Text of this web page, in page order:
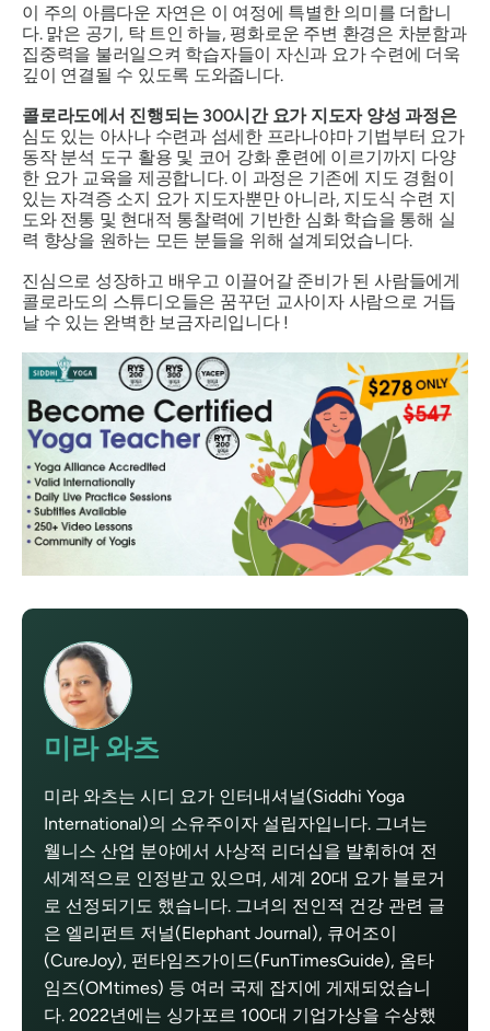
이 주의 아름다운 자연은 이 여정에 특별한 의미를 더합니
다. 맑은 공기, 탁 트인 하늘, 평화로운 주변 환경은 차분함과
집중력을 불러일으켜 학습자들이 자신과 요가 수련에 더욱
깊이 연결될 수 있도록 도와줍니다.
콜로라도에서 진행되는 300시간 요가 지도자 양성 과정은
심도 있는 아사나 수련과 섬세한 프라나야마 기법부터 요가
동작 분석 도구 활용 및 코어 강화 훈련에 이르기까지 다양
한 요가 교육을 제공합니다. 이 과정은 기존에 지도 경험이
있는 자격증 소지 요가 지도자뿐만 아니라, 지도식 수련 지
도와 전통 및 현대적 통찰력에 기반한 심화 학습을 통해 실
력 향상을 원하는 모든 분들을 위해 설계되었습니다.
진심으로 성장하고 배우고 이끌어갈 준비가 된 사람들에게
콜로라도의 스튜디오들은 꿈꾸던 교사이자 사람으로 거듭
날 수 있는 완벽한 보금자리입니다 !
미라 와츠
미라 와츠는 시디 요가 인터내셔널(Siddhi Yoga
International)의 소유주이자 설립자입니다. 그녀는
웰니스 산업 분야에서 사상적 리더십을 발휘하여 전
세계적으로 인정받고 있으며, 세계 20대 요가 블로거
로 선정되기도 했습니다. 그녀의 전인적 건강 관련 글
은 엘리펀트 저널(Elephant Journal), 큐어조이
(CureJoy), 펀타임즈가이드(FunTimesGuide), 옴타
임즈(OMtimes) 등 여러 국제 잡지에 게재되었습니
다. 2022년에는 싱가포르 100대 기업가상을 수상했